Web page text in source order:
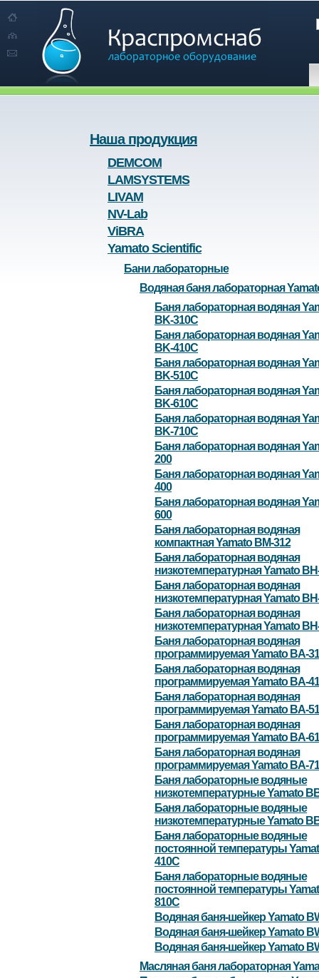
Наша продукция
DEMCOM
LAMSYSTEMS
LIVAM
NV-Lab
ViBRA
Yamato Scientific
Бани лабораторные
Водяная баня лабораторная
Баня лабораторная водяная
BK-310С
Баня лабораторная водяная
BK-410С
Баня лабораторная водяная
BK-510С
Баня лабораторная водяная
BK-610С
Баня лабораторная водяная
BK-710С
Баня лабораторная водяная
200
Баня лабораторная водяная
400
Баня лабораторная водяная
600
Баня лабораторная водяная
компактная Yamato BM-312
Баня лабораторная водяная
низкотемпературная Yamato
Баня лабораторная водяная
низкотемпературная Yamato
Баня лабораторная водяная
низкотемпературная Yamato
Баня лабораторная водяная
программируемая Yamato BA-
Баня лабораторная водяная
программируемая Yamato BA-
Баня лабораторная водяная
программируемая Yamato BA-
Баня лабораторная водяная
программируемая Yamato BA-
Баня лабораторная водяная
программируемая Yamato BA-
Баня лабораторные водяные
низкотемпературные Yamato
Баня лабораторные водяные
низкотемпературные Yamato
Баня лабораторные водяные
постоянной температуры
410C
Баня лабораторные водяные
постоянной температуры
810C
Водяная баня-шейкер Yamato
Водяная баня-шейкер Yamato
Водяная баня-шейкер Yamato
Масляная баня лабораторная